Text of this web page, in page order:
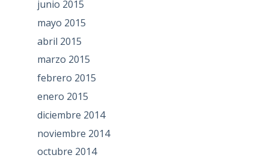
junio 2015
mayo 2015
abril 2015
marzo 2015
febrero 2015
enero 2015
diciembre 2014
noviembre 2014
octubre 2014